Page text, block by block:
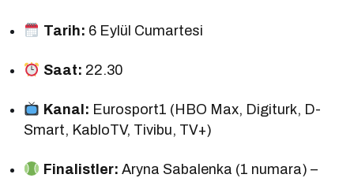
Tarih: 6 Eylül Cumartesi
Saat: 22.30
Kanal: Eurosport1 (HBO Max, Digiturk, D-
Smart, KabloTV, Tivibu, TV+)
Finalistler: Aryna Sabalenka (1 numara) –